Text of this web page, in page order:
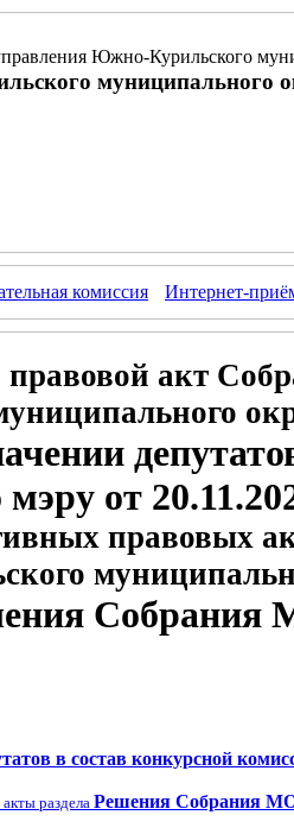
Южно-Курильского
муниципального
комиссия Интернет-
акт
от
правовых
Собрания
в состав конкурсной
раздела Решения Собрания МО